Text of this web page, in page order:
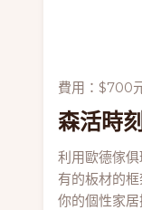
費用：$700
森活時刻
利用歐德傢
有的板材的
你的個性家居